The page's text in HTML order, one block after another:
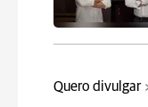
Quero divulgar